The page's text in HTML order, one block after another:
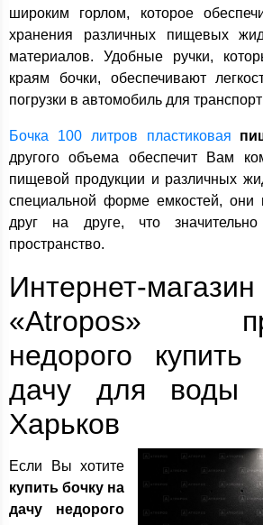
широким горлом, которое
хранения различных пищевых
материалов. Удобные ручки,
краям бочки, обеспечивают
погрузки в автомобиль для
Бочка 100 литров пластиковая
другого объема обеспечит Вам
пищевой продукции и различных
специальной форме емкостей, они
друг на друге, что
пространство.
Интернет-магазин
«Atropos»
недорого
дачу для воды
Харьков
Если Вы хотите
купить бочку на
дачу недорого